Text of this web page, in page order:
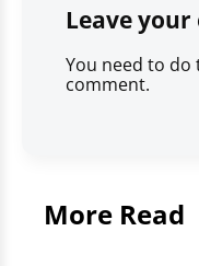
Leave
You need to do
comment.
More Read